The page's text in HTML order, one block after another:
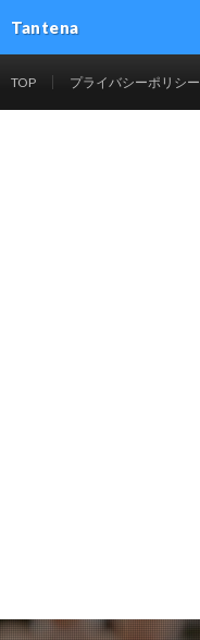
Tantena
TOP プライバシーポリシー